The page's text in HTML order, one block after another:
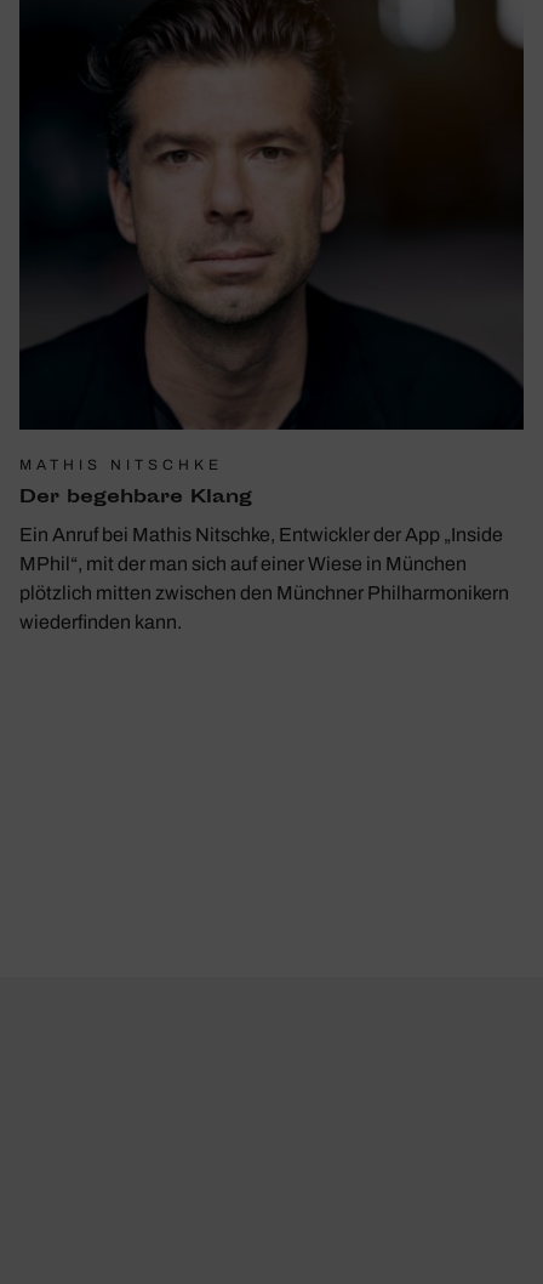
MATHIS NITSCHKE
Der begeh­bare Klang
Ein Anruf bei Mathis Nitschke, Entwickler der App „Inside
MPhil“, mit der man sich auf einer Wiese in München
plötzlich mitten zwischen den Münchner Philharmonikern
wiederfinden kann.